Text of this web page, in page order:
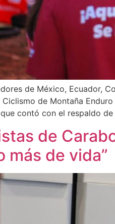
de México, Ecuador,
Ciclismo de Montaña
contó con el respaldo
de
más de vida”